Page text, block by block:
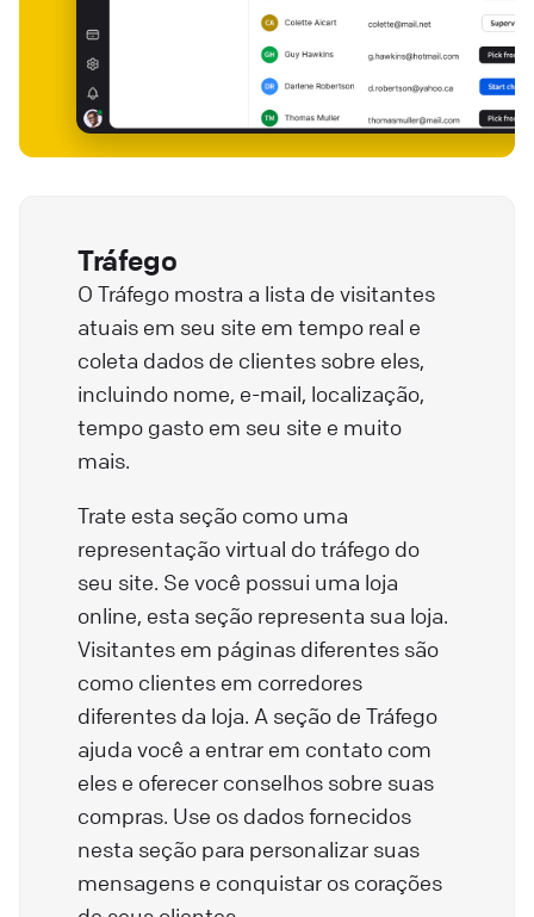
Tráfego
O Tráfego mostra a lista de visitantes
atuais em seu site em tempo real e
coleta dados de clientes sobre eles,
incluindo nome, e-mail, localização,
tempo gasto em seu site e muito
mais.
Trate esta seção como uma
representação virtual do tráfego do
seu site. Se você possui uma loja
online, esta seção representa sua loja.
Visitantes em páginas diferentes são
como clientes em corredores
diferentes da loja. A seção de Tráfego
ajuda você a entrar em contato com
eles e oferecer conselhos sobre suas
compras. Use os dados fornecidos
nesta seção para personalizar suas
mensagens e conquistar os corações